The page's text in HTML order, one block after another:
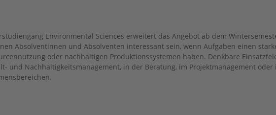
Environmental Sciences erweitert das Angebot ab dem
Absolventinnen und Absolventen interessant sein, wenn Aufgaben einen
oder nachhaltigen Produktionssystemen haben. Denkbare
und Nachhaltigkeitsmanagement, in der Beratung, im Projektmanagement oder